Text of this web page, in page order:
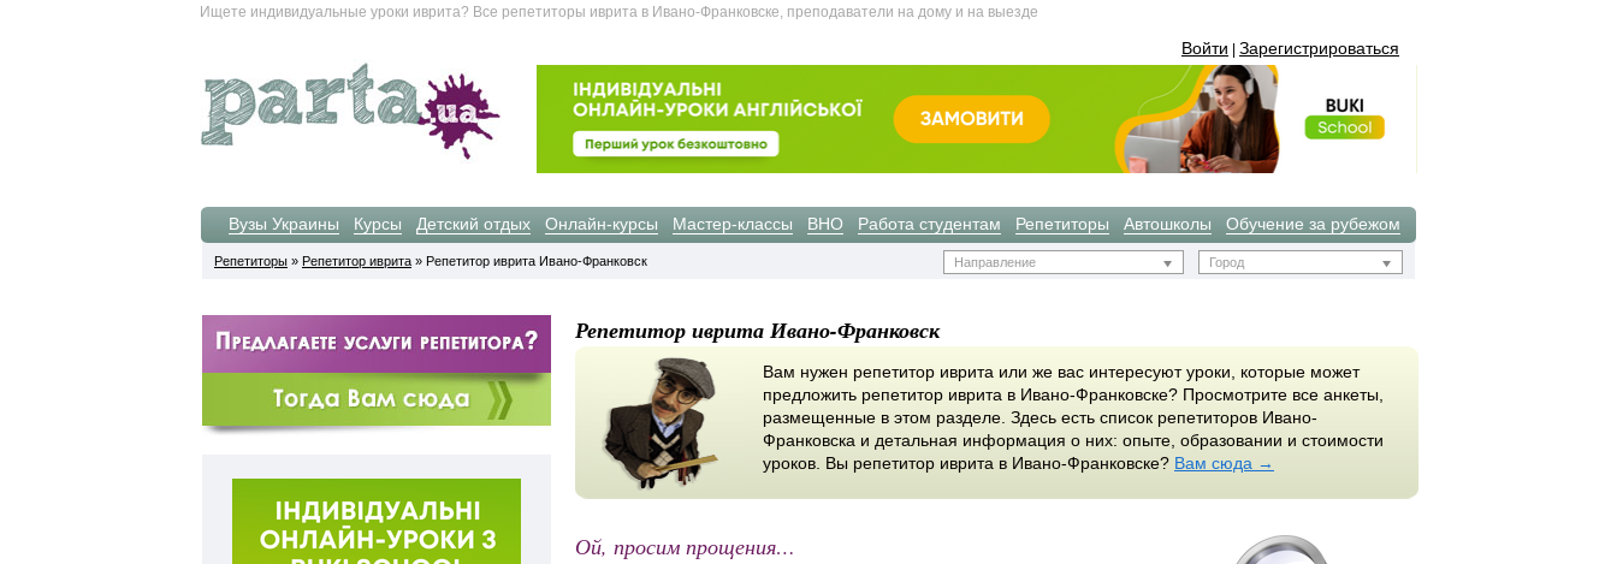
Ищете индивидуальные уроки иврита? Все репетиторы иврита в Ивано-Франковске, преподаватели на дому и на выезде
Войти Зарегистрироваться
Вузы Украины Курсы Детский отдых Онлайн-курсы Мастер-классы ВНО Работа студентам Репетиторы Автошколы Обучение за рубежом
Репетиторы » Репетитор иврита » Репетитор иврита Ивано-Франковск Направление Город
Репетитор иврита Ивано-Франковск
Вам нужен репетитор иврита или же вас интересуют уроки, которые может
предложить репетитор иврита в Ивано-Франковске? Просмотрите все анкеты,
размещенные в этом разделе. Здесь есть список репетиторов Ивано-
Франковска и детальная информация о них: опыте, образовании и стоимости
уроков. Вы репетитор иврита в Ивано-Франковске? Вам сюда →
Ой, просим прощения…